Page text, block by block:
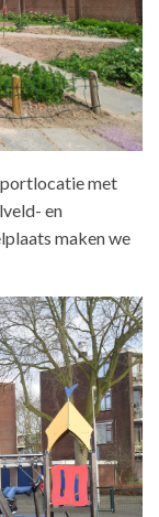
met
en
maken we